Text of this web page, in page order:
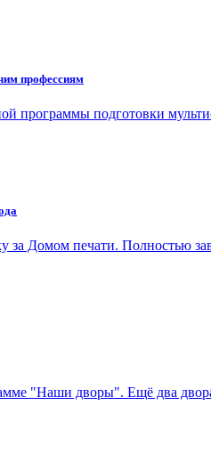
профессиям
программы подготовки
Домом печати. Полностью
"Наши дворы". Ещё два